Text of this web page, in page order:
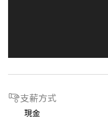
支薪方式
現金